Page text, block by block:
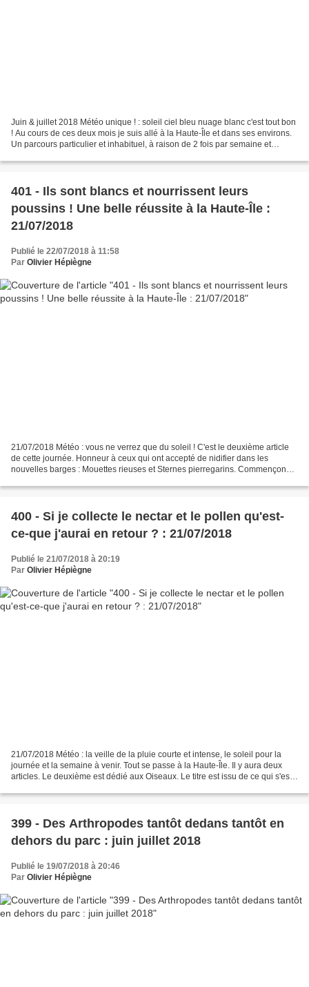
Juin & juillet 2018 Météo unique ! : soleil ciel bleu nuage blanc c'est tout bon
! Au cours de ces deux mois je suis allé à la Haute-Île et dans ses environs.
Un parcours particulier et inhabituel, à raison de 2 fois par semaine et
401 - Ils sont blancs et nourrissent leurs
poussins ! Une belle réussite à la Haute-Île :
21/07/2018
Publié le 22/07/2018 à 11:58
Par Olivier Hépiègne
21/07/2018 Météo : vous ne verrez que du soleil ! C'est le deuxième article
de cette journée. Honneur à ceux qui ont accepté de nidifier dans les
nouvelles barges : Mouettes rieuses et Sternes pierregarins. Commençons
400 - Si je collecte le nectar et le pollen qu'est-
ce-que j'aurai en retour ? : 21/07/2018
Publié le 21/07/2018 à 20:19
Par Olivier Hépiègne
21/07/2018 Météo : la veille de la pluie courte et intense, le soleil pour la
journée et la semaine à venir. Tout se passe à la Haute-Île. Il y aura deux
articles. Le deuxième est dédié aux Oiseaux. Le titre est issu de ce qui s'est
399 - Des Arthropodes tantôt dedans tantôt en
dehors du parc : juin juillet 2018
Publié le 19/07/2018 à 20:46
Par Olivier Hépiègne